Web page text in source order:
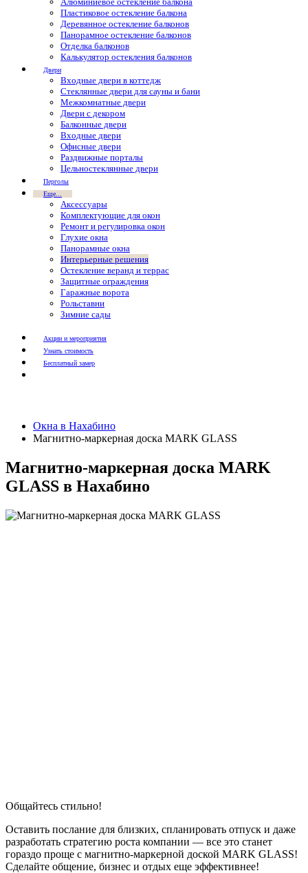
Пластиковое остекление балкона
Деревянное остекление балконов
Панорамное остекление балконов
Отделка балконов
Калькулятор остекления балконов
Двери
Входные двери в коттедж
Стеклянные двери для сауны и бани
Межкомнатные двери
Двери с декором
Балконные двери
Входные двери
Офисные двери
Раздвижные порталы
Цельностеклянные двери
Перголы
Еще...
Аксессуары
Комплектующие для окон
Ремонт и регулировка окон
Глухие окна
Панорамные окна
Интерьерные решения
Остекление веранд и террас
Защитные ограждения
Гаражные ворота
Рольставни
Зимние сады
Акции и мероприятия
Узнать стоимость
Бесплатный замер
Окна в Нахабино
Магнитно-маркерная доска MARK GLASS
Магнитно-маркерная доска MARK
GLASS в Нахабино
Общайтесь стильно!
Оставить послание для близких, спланировать отпуск и даже
разработать стратегию роста компании — все это станет
гораздо проще с магнитно-маркерной доской MARK GLASS!
Сделайте общение, бизнес и отдых еще эффективнее!